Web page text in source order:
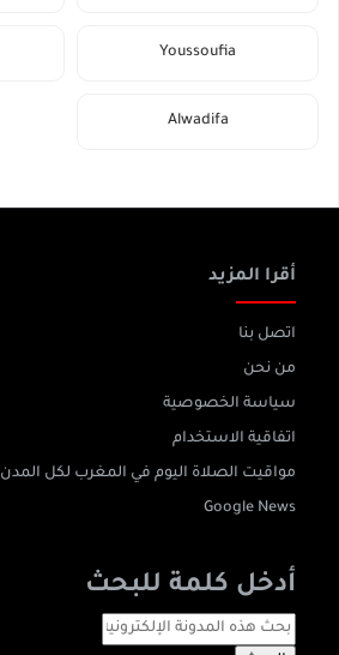
Youssoufia
Alwadifa
أقرا المزيد
اتصل بنا
من نحن
سياسة الخصوصية
اتفاقية الاستخدام
مواقيت الصلاة اليوم في المغرب لكل المدن
Google News
أدخل كلمة للبحث